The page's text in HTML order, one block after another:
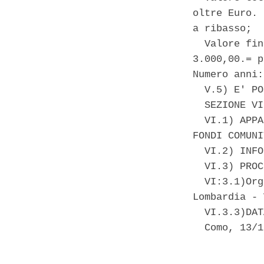
oltre Euro.
a ribasso;
Valore
3.000,00.=
Numero
V.5) E'
SEZIONE
VI.1)
FONDI
VI.2)
VI.3)
Lombardia
Como, 13/